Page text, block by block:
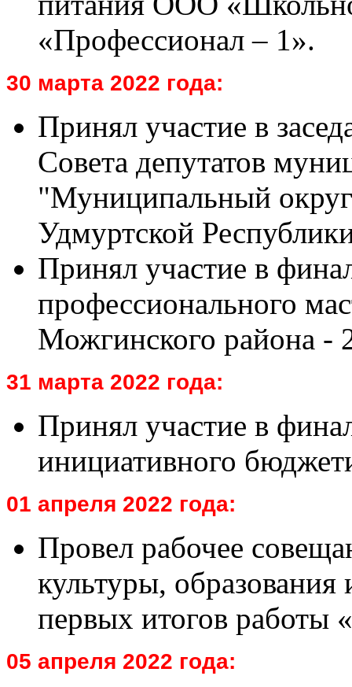
«Профессионал – 1».
30 марта 2022 года:
Принял участие в
Совета депутатов
"Муниципальный
Удмуртской
Принял участие в
профессионального
Можгинского района -
31 марта 2022 года:
Принял участие в
инициативного
01 апреля 2022 года:
Провел рабочее
культуры,
первых итогов
05 апреля 2022 года: